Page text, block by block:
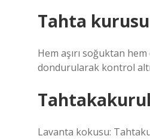
Tahta kurusu
Hem aşırı soğuktan
dondurularak kontrol
Lavanta kokusu: